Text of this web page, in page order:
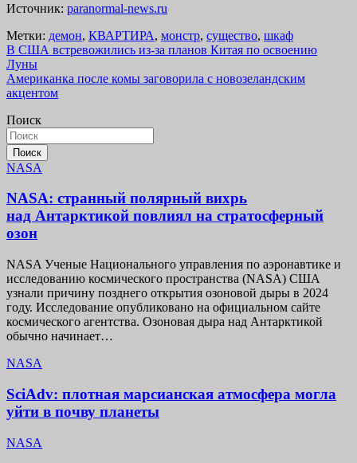
Источник: paranormal-news.ru
Метки: демон, КВАРТИРА, монстр, существо, шкаф
Навигация
по
записям
В США встревожились из-за планов Китая по освоению
Луны
Американка после комы заговорила с новозеландским
акцентом
Поиск
Поиск
NASA
NASA: странный полярный вихрь
над Антарктикой повлиял на стратосферный
озон
NASA Ученые Национального управления по аэронавтике и
исследованию космического пространства (NASA) США
узнали причину позднего открытия озоновой дыры в 2024
году. Исследование опубликовано на официальном сайте
космического агентства. Озоновая дыра над Антарктикой
обычно начинает…
NASA
SciAdv: плотная марсианская атмосфера могла
уйти в почву планеты
NASA